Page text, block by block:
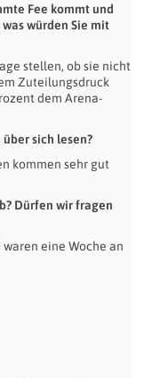
Fee kommt und
würden Sie mit
stellen, ob sie nicht
Zuteilungsdruck
dem Arena-
sich lesen?
kommen sehr gut
Dürfen wir fragen
waren eine Woche an